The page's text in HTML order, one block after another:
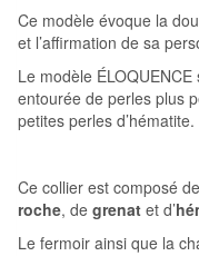
Ce modèle évoque la
et l’affirmation de sa
Le modèle
entourée de perles plus
petites perles d’hématite.
Ce collier est composé
roche, de grenat et d’
Le fermoir ainsi que la